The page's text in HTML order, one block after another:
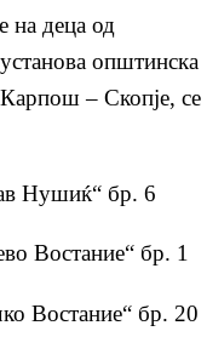
на деца од
општинска
– Скопје, се
Нушиќ“ бр. 6
Востание“ бр. 1
Востание“ бр. 20